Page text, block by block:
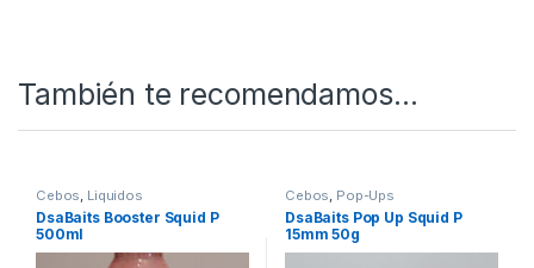
También te recomendamos…
Cebos, Liquidos
DsaBaits Booster Squid P
500ml
Cebos, Pop-Ups
DsaBaits Pop Up Squid P
15mm 50g